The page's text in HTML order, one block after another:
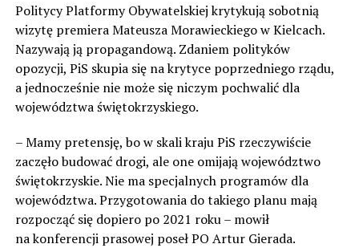
Politycy Platformy Obywatelskiej krytykują sobotnią
wizytę premiera Mateusza Morawieckiego w Kielcach.
Nazywają ją propagandową. Zdaniem polityków
opozycji, PiS skupia się na krytyce poprzedniego rządu,
a jednocześnie nie może się niczym pochwalić dla
województwa świętokrzyskiego.
– Mamy pretensję, bo w skali kraju PiS rzeczywiście
zaczęło budować drogi, ale one omijają województwo
świętokrzyskie. Nie ma specjalnych programów dla
województwa. Przygotowania do takiego planu mają
rozpocząć się dopiero po 2021 roku – mowił
na konferencji prasowej poseł PO Artur Gierada.